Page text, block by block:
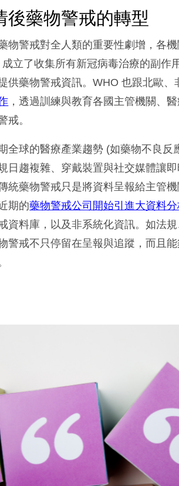
後藥物警戒的轉型
物警戒對全人類的重要性劇增，各
立了收集所有新冠病毒治療的副作
供藥物警戒資訊。WHO 也跟北歐、
，透過訓練與教育各國主管機關、
戒。
全球的醫療產業趨勢 (如藥物不良反
日趨複雜、穿戴裝置與社交媒體讓
統藥物警戒只是將資料呈報給主管機
期的藥物警戒公司開始引進大資料
資料庫，以及非系統化資訊。如法
警戒不只停留在呈報與追蹤，而且